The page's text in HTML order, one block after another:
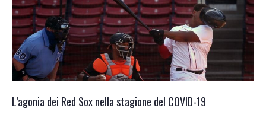
L’agonia dei Red Sox nella stagione del COVID-19